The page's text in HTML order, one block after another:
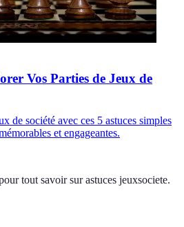
Vos Parties de Jeux de
de société avec ces 5 astuces simples
et engageantes.
tout savoir sur astuces jeuxsociete.